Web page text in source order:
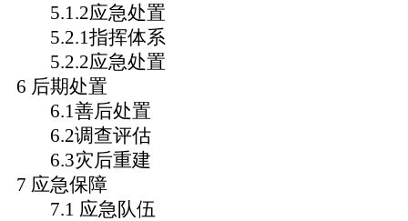
5.1.2应急处置
5.2.1指挥体系
5.2.2应急处置
6 后期处置
6.1善后处置
6.2调查评估
6.3灾后重建
7 应急保障
7.1 应急队伍